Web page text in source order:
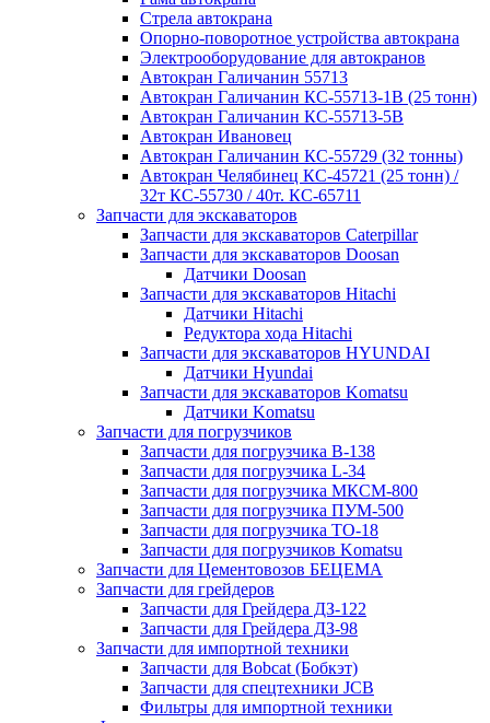
Стрела автокрана
Опорно-поворотное устройства автокрана
Электрооборудование для автокранов
Автокран Галичанин 55713
Автокран Галичанин КС-55713-1В (25 тонн)
Автокран Галичанин КС-55713-5В
Автокран Ивановец
Автокран Галичанин КС-55729 (32 тонны)
Автокран Челябинец КС-45721 (25 тонн) /
32т КС-55730 / 40т. КС-65711
Запчасти для экскаваторов
Запчасти для экскаваторов Caterpillar
Запчасти для экскаваторов Doosan
Датчики Doosan
Запчасти для экскаваторов Hitachi
Датчики Hitachi
Редуктора хода Hitachi
Запчасти для экскаваторов HYUNDAI
Датчики Hyundai
Запчасти для экскаваторов Komatsu
Датчики Komatsu
Запчасти для погрузчиков
Запчасти для погрузчика B-138
Запчасти для погрузчика L-34
Запчасти для погрузчика МКСМ-800
Запчасти для погрузчика ПУМ-500
Запчасти для погрузчика ТО-18
Запчасти для погрузчиков Komatsu
Запчасти для Цементовозов БЕЦЕМА
Запчасти для грейдеров
Запчасти для Грейдера ДЗ-122
Запчасти для Грейдера ДЗ-98
Запчасти для импортной техники
Запчасти для Bobcat (Бобкэт)
Запчасти для спецтехники JCB
Фильтры для импортной техники